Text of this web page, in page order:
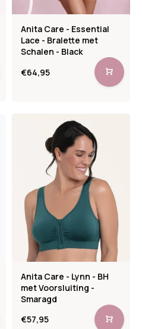
Anita Care - Essential
Lace - Bralette met
Schalen - Black
€64,95
Anita Care - Lynn - BH
met Voorsluiting -
Smaragd
€57,95